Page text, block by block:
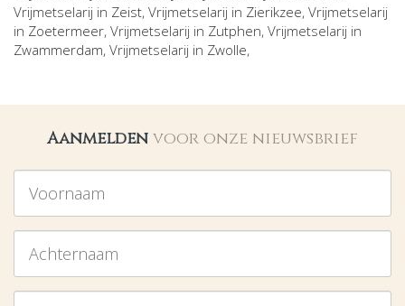
Vrijmetselarij in Zeist, Vrijmetselarij in Zierikzee, Vrijmetselarij
in Zoetermeer, Vrijmetselarij in Zutphen, Vrijmetselarij in
Zwammerdam, Vrijmetselarij in Zwolle,
Aanmelden voor onze nieuwsbrief